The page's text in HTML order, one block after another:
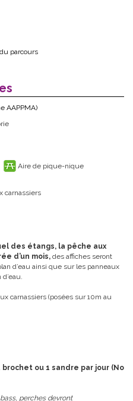
parcours
AAPPMA)
Aire de pique-nique
carnassiers
des étangs, la pêche aux
d’un mois, des affiches seront
d’eau ainsi que sur les panneaux
carnassiers (posées sur 10m au
brochet ou 1 sandre par jour (No
perches devront